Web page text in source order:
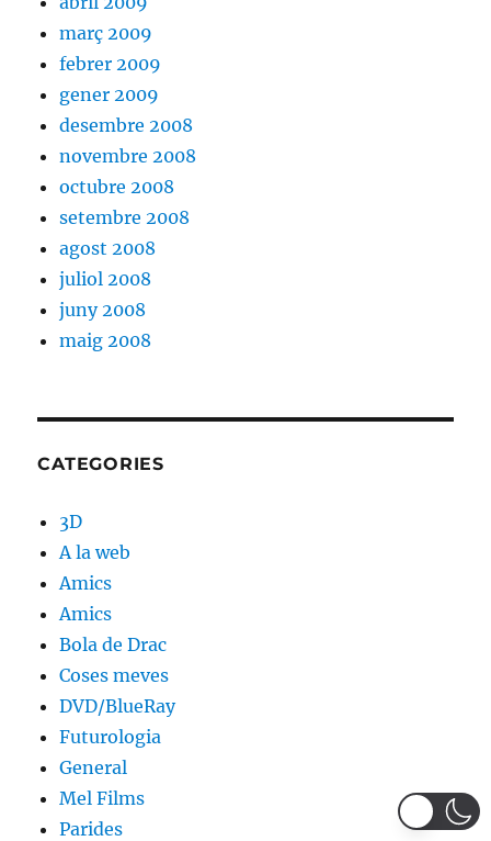
març 2009
febrer 2009
gener 2009
desembre 2008
novembre 2008
octubre 2008
setembre 2008
agost 2008
juliol 2008
juny 2008
maig 2008
CATEGORIES
3D
A la web
Amics
Amics
Bola de Drac
Coses meves
DVD/BlueRay
Futurologia
General
Mel Films
Parides